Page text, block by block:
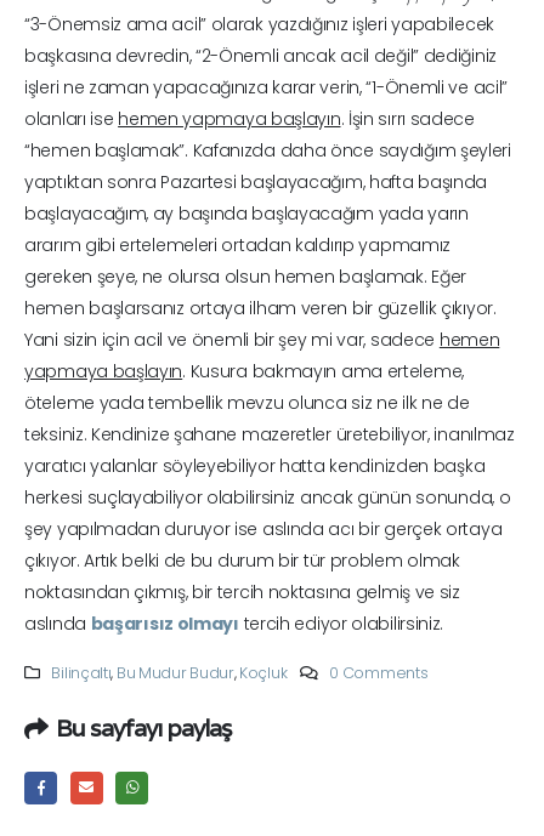
“3-Önemsiz ama acil” olarak yazdığınız işleri yapabilecek
başkasına devredin, “2-Önemli ancak acil değil” dediğiniz
işleri ne zaman yapacağınıza karar verin, “1-Önemli ve acil”
olanları ise hemen yapmaya başlayın. İşin sırrı sadece
“hemen başlamak”. Kafanızda daha önce saydığım şeyleri
yaptıktan sonra Pazartesi başlayacağım, hafta başında
başlayacağım, ay başında başlayacağım yada yarın
ararım gibi ertelemeleri ortadan kaldırıp yapmamız
gereken şeye, ne olursa olsun hemen başlamak. Eğer
hemen başlarsanız ortaya ilham veren bir güzellik çıkıyor.
Yani sizin için acil ve önemli bir şey mi var, sadece hemen
yapmaya başlayın. Kusura bakmayın ama erteleme,
öteleme yada tembellik mevzu olunca siz ne ilk ne de
teksiniz. Kendinize şahane mazeretler üretebiliyor, inanılmaz
yaratıcı yalanlar söyleyebiliyor hatta kendinizden başka
herkesi suçlayabiliyor olabilirsiniz ancak günün sonunda, o
şey yapılmadan duruyor ise aslında acı bir gerçek ortaya
çıkıyor. Artık belki de bu durum bir tür problem olmak
noktasından çıkmış, bir tercih noktasına gelmiş ve siz
aslında başarısız olmayı tercih ediyor olabilirsiniz.
Bilinçaltı, Bu Mudur Budur,Koçluk 0 Comments
Bu sayfayı paylaş